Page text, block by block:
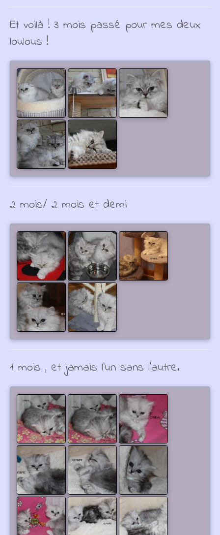
Et voilà ! 3 mois passé pour mes deux
loulous !
2 mois/ 2 mois et demi
1 mois , et jamais l'un sans l'autre.